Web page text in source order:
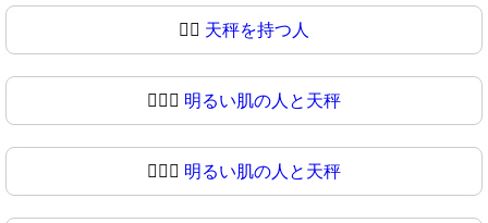
🧑‍⚖ 天秤を持つ人
🧑🏻‍⚖️ 明るい肌の人と天秤
🧑🏻‍⚖ 明るい肌の人と天秤